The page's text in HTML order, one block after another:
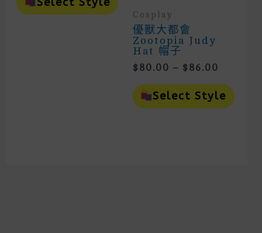
Has
Multiple
Variants.
The
Options
May
Chosen
On
The
Cosplay
優獸大都會
Zootopia Judy
Hat 帽子
$ 80.00 – $ 86.00
$80.00
Select Style
Has